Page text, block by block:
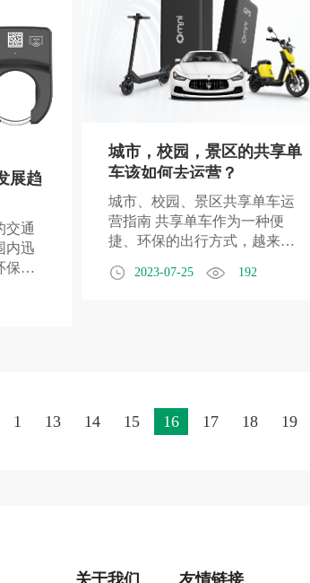
展趋
交通
内迅
保性
加
城市，校园，景区的共享单
车该如何去运营？
城市、校园、景区共享单车运
营指南 共享单车作为一种便
捷、环保的出行方式，越来越
园和景区，共享单车的运营方
2023-07-25 192
1 13 14 15 16 17 18 19
友情链接
关于我们